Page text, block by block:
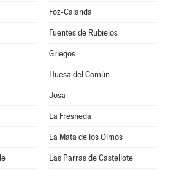
Foz-Calanda
Fuentes de Rubielos
Griegos
Huesa del Común
Josa
La Fresneda
La Mata de los Olmos
Las Parras de Castellote